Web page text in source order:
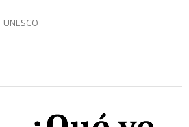
UNESCO